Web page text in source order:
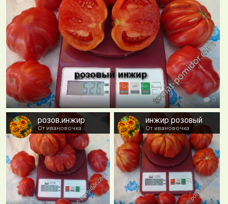
0
розов.инжир
От ивановочка
инжир розовый
От ивановочка